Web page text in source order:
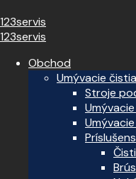
123servis
123servis
Obchod
Umývacie
Stroje